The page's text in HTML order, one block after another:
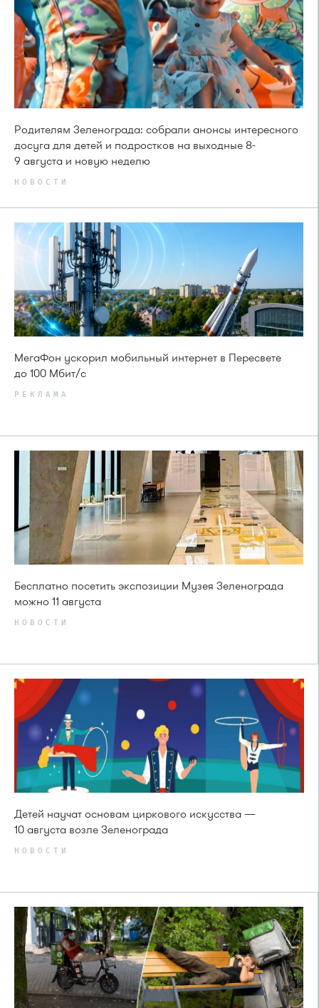
Родителям Зеленограда: собрали анонсы интересного
досуга для детей и подростков на выходные 8-
9 августа и новую неделю
НОВОСТИ
МегаФон ускорил мобильный интернет в Пересвете
до 100 Мбит/с
РЕКЛАМА
Бесплатно посетить экспозиции Музея Зеленограда
можно 11 августа
НОВОСТИ
Детей научат основам циркового искусства —
10 августа возле Зеленограда
НОВОСТИ